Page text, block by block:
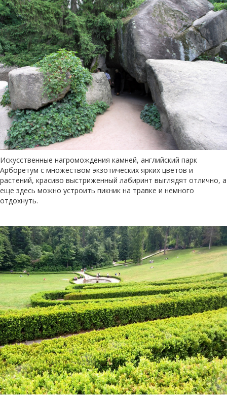
Искусственные нагромождения камней, английский парк
Арборетум с множеством экзотических ярких цветов и
растений, красиво выстриженный лабиринт выглядят отлично, а
еще здесь можно устроить пикник на травке и немного
отдохнуть.